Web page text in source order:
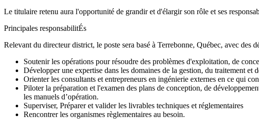
Le titulaire retenu aura l'opportunité de grandir et d'élargir son rôle et ses
Principales responsabilitÉs
Relevant du directeur district, le poste sera basé à Terrebonne, Québec, avec des
Soutenir les opérations pour résoudre des problèmes d'exploitation, de
Développer une expertise dans les domaines de la gestion, du traitement
Orienter les consultants et entrepreneurs en ingénierie externes en ce qui
Piloter la préparation et l'examen des plans de conception, de
les manuels d’opération.
Superviser, Préparer et valider les livrables techniques et réglementaires
Rencontrer les organismes règlementaires au besoin.